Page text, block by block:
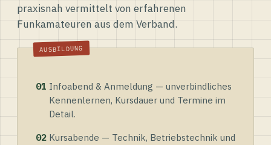
praxisnah vermittelt von erfahrenen
Funkamateuren aus dem Verband.
01 Infoabend & Anmeldung — unverbindliches
Kennenlernen, Kursdauer und Termine im
Detail.
02 Kursabende — Technik, Betriebstechnik und